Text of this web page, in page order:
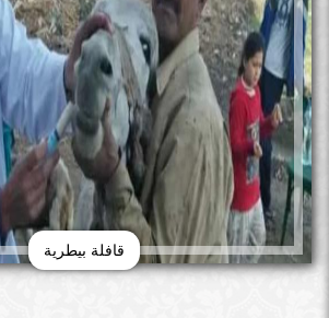
قافلة بيطرية